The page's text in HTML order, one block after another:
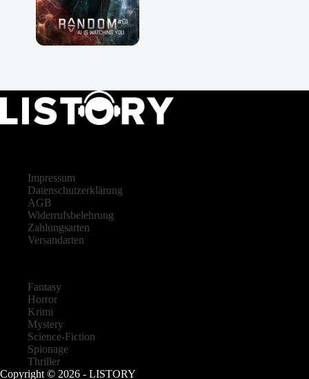
Impressum
Datenschutzerklärung
AGB
Widerrufsbelehrung
Zahlungsarten
Versandarten
Fantasy
Horror
Krimi
Mystery
Science-Fiction
Spionage
Thriller
Copyright © 2026 - LISTORY